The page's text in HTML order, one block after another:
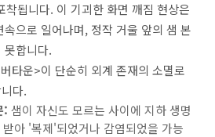
착됩니다. 이 기괴한 화면 깨짐 현상은
으로 일어나며, 정작 거울 앞의 샘 본
못합니다.
타운>이 단순히 외계 존재의 소멸로
다.
: 샘이 자신도 모르는 사이에 지하 생명
아 '복제'되었거나 감염되었을 가능